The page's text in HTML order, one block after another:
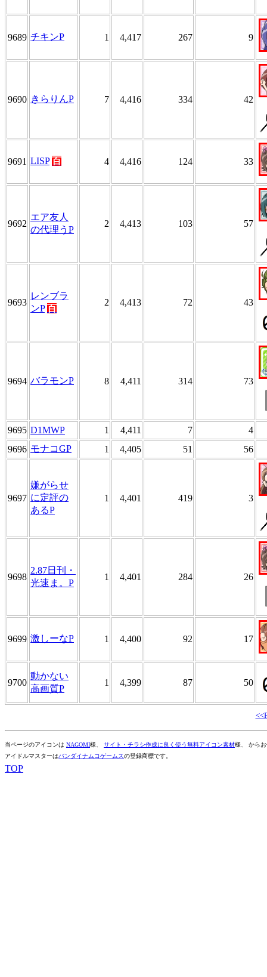
9689 チキンP 1 4,417 267 9
9690 きらりんP 7 4,416 334 42
9691 LISP 百 4 4,416 124 33
9692
エア友人
の代理うP
2 4,413 103 57
9693
レンブラ
ンP 百
2 4,413 72 43
9694 バラモンP 8 4,411 314 73
9695 D1MWP 1 4,411 7
4
9696 モナコGP 1 4,405 51 56
9697
嫌がらせ
に定評の
あるP
1 4,401 419 3
9698
2.87日刊・
光速ま。P
1 4,401 284 26
9699 激しーなP 1 4,400 92 17
9700
動かない
高画質P
1 4,399 87 50
当ページのアイコンは NAGOMI様、 サイト・チラシ作成に良く使う無料アイコン素材様、 から
アイドルマスターはバンダイナムコゲームスの登録商標です。
TOP